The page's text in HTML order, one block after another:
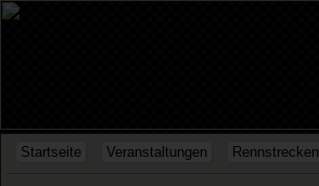
Startseite Veranstaltungen Rennstrecken